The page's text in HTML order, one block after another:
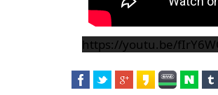
https://youtu.be/